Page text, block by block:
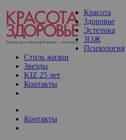
Красота
Здоровье
Эстетика
ЗОЖ
Психология
Стиль жизни
Звезды
KIZ 25 лет
Контакты
Контакты